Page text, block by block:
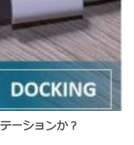
ーションか？